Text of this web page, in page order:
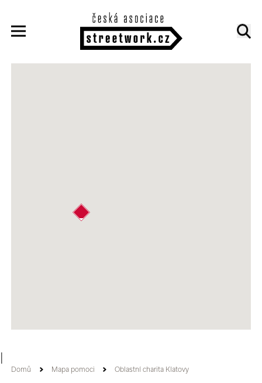
Domů Mapa pomoci Oblastní charita Klatovy